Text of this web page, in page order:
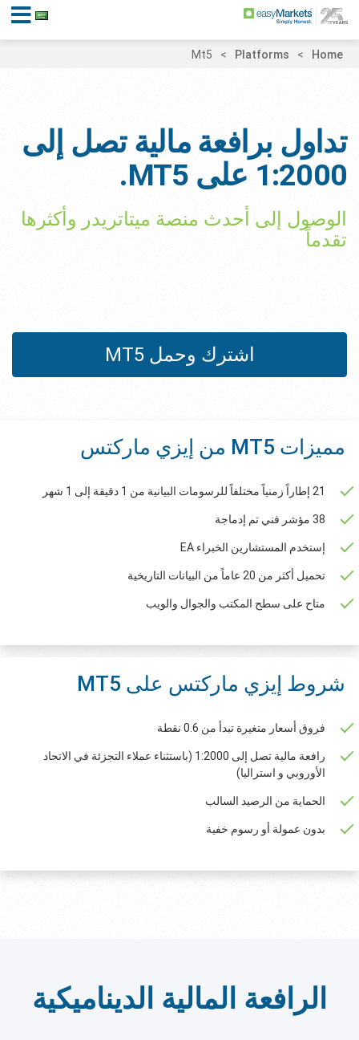
Home
Platforms
Mt5
تداول برافعة مالية تصل إلى
1:2000 على MT5.
الوصول إلى أحدث منصة ميتاتريدر وأكثرها
تقدماً
اشترك وحمل MT5
مميزات MT5 من إيزي ماركتس
21 إطاراً زمنياً مختلفاً للرسومات البيانية من 1 دقيقة إلى 1 شهر
38 مؤشر فني تم إدماجة
إستخدم المستشارين الخبراء EA
تحميل أكثر من 20 عاماً من البيانات التاريخية
متاح على سطح المكتب والجوال والويب
شروط إيزي ماركتس على MT5
فروق أسعار متغيرة تبدأ من 0.6 نقطة
رافعة مالية تصل إلى 1:2000 (باستثناء عملاء التجزئة في الاتحاد
الأوروبي و استراليا)
الحماية من الرصيد السالب
بدون عمولة أو رسوم خفية
الرافعة المالية الديناميكية